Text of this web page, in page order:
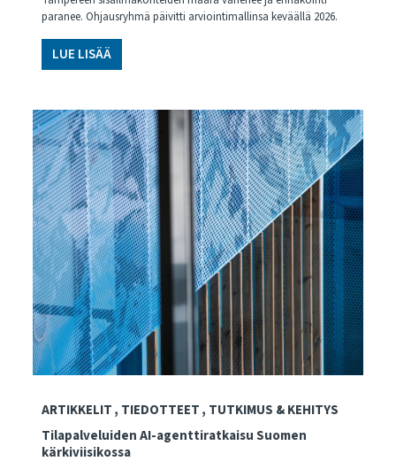
paranee. Ohjausryhmä päivitti arviointimallinsa keväällä 2026.
LUE LISÄÄ
ARTIKKELIT TIEDOTTEET TUTKIMUS & KEHITYS
Tilapalveluiden AI-agenttiratkaisu Suomen
kärkiviisikossa